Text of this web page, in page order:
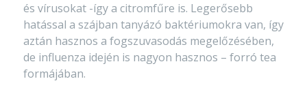
és vírusokat -így a citromfűre is. Legerősebb
hatással a szájban tanyázó baktériumokra van, így
aztán hasznos a fogszuvasodás megelőzésében,
de influenza idején is nagyon hasznos – forró tea
formájában.